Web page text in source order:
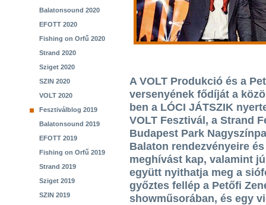
Balatonsound 2020
EFOTT 2020
Fishing on Orfű 2020
Strand 2020
Sziget 2020
SZIN 2020
VOLT 2020
Fesztiválblog 2019
Balatonsound 2019
EFOTT 2019
Fishing on Orfű 2019
Strand 2019
Sziget 2019
SZIN 2019
A VOLT Produkció és a
versenyének fődíját a
ben a LÓCI JÁTSZIK
VOLT Fesztivál, a Strand
Budapest Park
Balaton rendezvényeire
meghívást kap, valamint
együtt nyithatja meg a
győztes fellép a Petőfi
showműsorában, és egy